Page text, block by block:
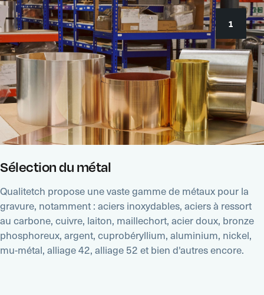
1
Sélection du métal
Qualitetch propose une vaste gamme de métaux pour la
gravure, notamment : aciers inoxydables, aciers à ressort
au carbone, cuivre, laiton, maillechort, acier doux, bronze
phosphoreux, argent, cuprobéryllium, aluminium, nickel,
mu-métal, alliage 42, alliage 52 et bien d'autres encore.